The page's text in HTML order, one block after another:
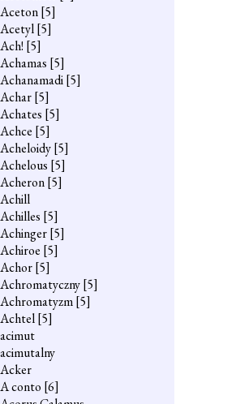
Aceton[5]
Acetyl[5]
Ach! [5]
Achamas [5]
Achanamadi[5]
Achar[5]
Achates [5]
Achce [5]
Acheloidy[5]
Achelous [5]
Acheron[5]
Achill
Achilles [5]
Achinger[5]
Achiroe [5]
Achor[5]
Achromatyczny[5]
Achromatyzm[5]
Achtel[5]
acimut
acimutalny
Acker
A conto [6]